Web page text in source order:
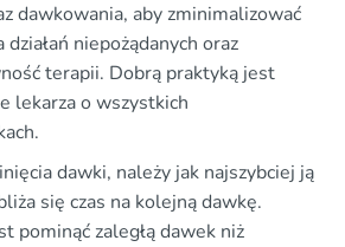
dawkowania, aby zminimalizować
niepożądanych oraz
terapii. Dobrą praktyką jest
lekarza o wszystkich
dawki, należy jak najszybciej ją
się czas na kolejną dawkę.
pominąć zaległą dawek niż